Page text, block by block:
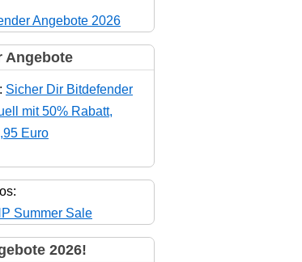
Angebote
: Sicher Dir Bitdefender
mit 50% Rabatt,
Euro
2026!